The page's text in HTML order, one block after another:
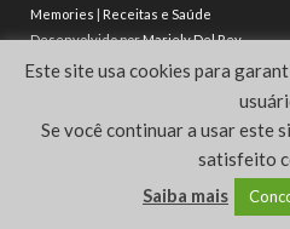
Memories | Receitas e Saúde
Desenvolvido porMariely Del Rey
Powered by WordPressand
Este site usa cookies para
Se você continuar a usar este
satisfeito
Saiba mais